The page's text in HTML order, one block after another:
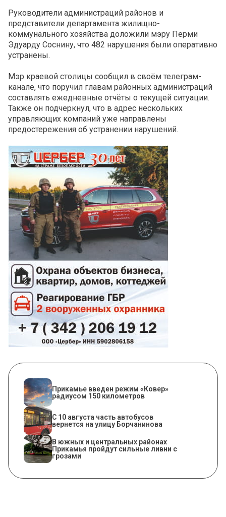
Руководители администраций районов и
представители департамента жилищно-
коммунального хозяйства доложили мэру Перми
Эдуарду Соснину, что 482 нарушения были оперативно
устранены.
Мэр краевой столицы сообщил в своём телеграм-
канале, что поручил главам районных администраций
составлять ежедневные отчёты о текущей ситуации.
Также он подчеркнул, что в адрес нескольких
управляющих компаний уже направлены
предостережения об устранении нарушений.
Прикамье введен режим «Ковер»
радиусом 150 километров
С 10 августа часть автобусов
вернется на улицу Борчанинова
В южных и центральных районах
Прикамья пройдут сильные ливни с
грозами